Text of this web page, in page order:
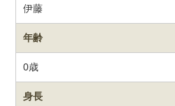
伊藤
年齢
0歳
身長